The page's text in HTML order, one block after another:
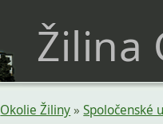
Žilina
Okolie Žiliny»Spoločenské